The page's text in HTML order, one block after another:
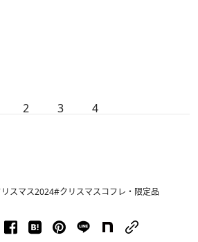
2 3 4
スマス2024#クリスマスコフレ・限定品